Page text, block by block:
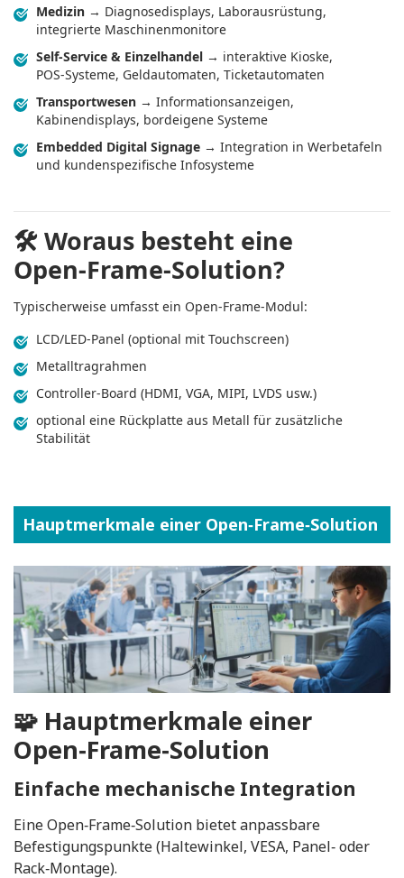
Medizin → Diagnosedisplays, Laborausrüstung,
integrierte Maschinenmonitore
Self‑Service & Einzelhandel → interaktive Kioske,
POS‑Systeme, Geldautomaten, Ticketautomaten
Transportwesen → Informationsanzeigen,
Kabinendisplays, bordeigene Systeme
Embedded Digital Signage → Integration in Werbetafeln
und kundenspezifische Infosysteme
🛠️ Woraus besteht eine
Open‑Frame‑Solution?
Typischerweise umfasst ein Open‑Frame‑Modul:
LCD/LED‑Panel (optional mit Touchscreen)
Metalltragrahmen
Controller‑Board (HDMI, VGA, MIPI, LVDS usw.)
optional eine Rückplatte aus Metall für zusätzliche
Stabilität
Hauptmerkmale einer Open‑Frame‑Solution
🧩 Hauptmerkmale einer
Open‑Frame‑Solution
Einfache mechanische Integration
Eine Open‑Frame‑Solution bietet anpassbare
Befestigungspunkte (Haltewinkel, VESA, Panel‑ oder
Rack‑Montage).